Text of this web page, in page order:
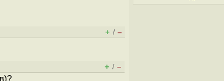
+ / –
+ / –